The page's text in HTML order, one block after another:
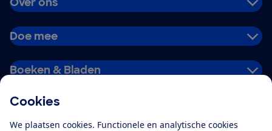
Cookies
We plaatsen cookies. Functionele en analytische cookies
Doe mee
Boeken & Bladen